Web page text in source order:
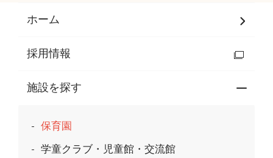
ホーム
採用情報
施設を探す
保育園
学童クラブ・児童館・交流館